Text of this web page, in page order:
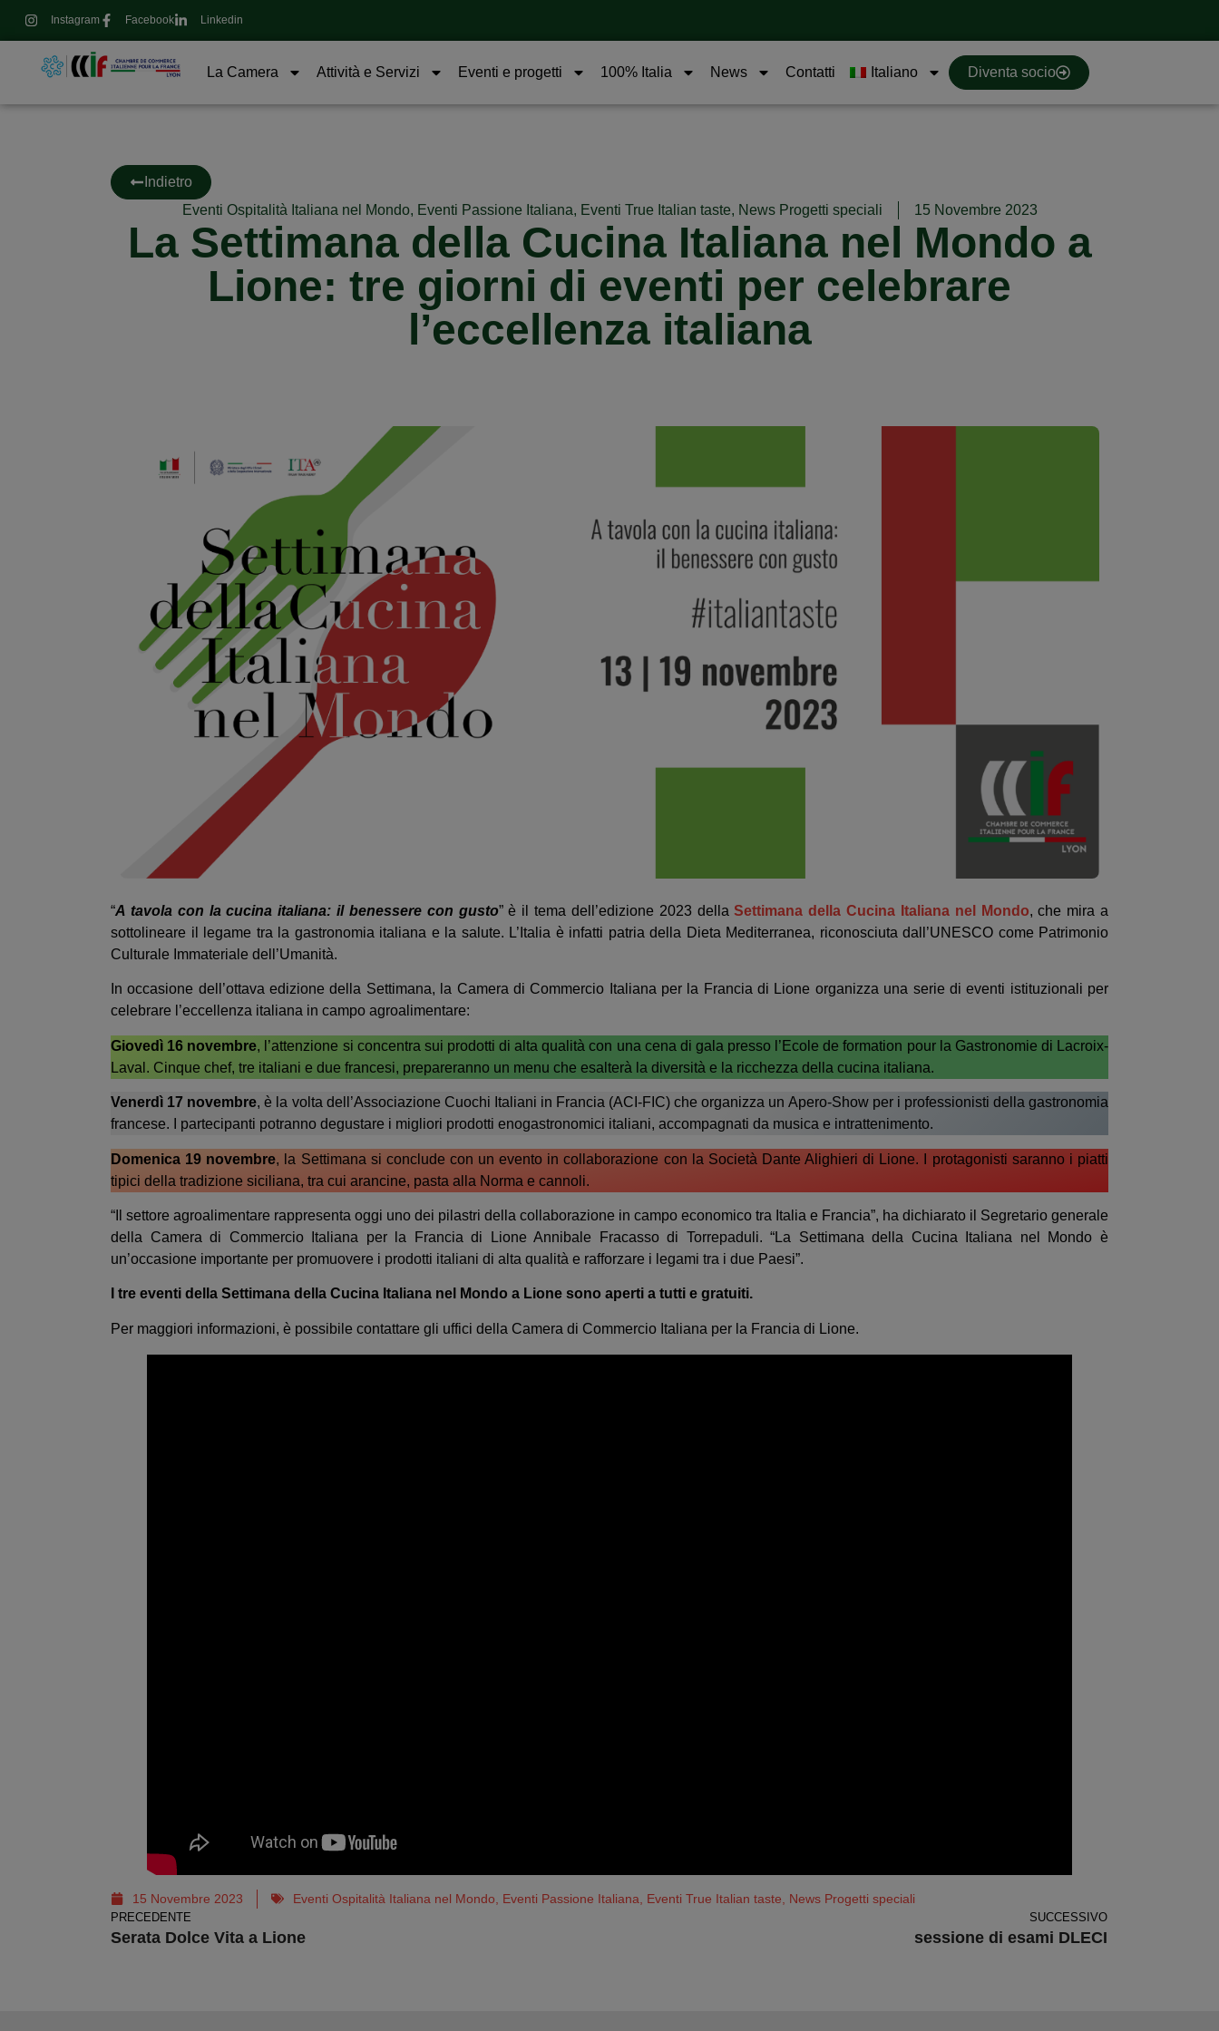
Instagram Facebook Linkedin
La Camera Attività e Servizi Eventi e progetti 100% Italia News Contatti Italiano Diventa socio
Indietro
Eventi Ospitalità Italiana nel Mondo, Eventi Passione Italiana, Eventi True Italian taste, News Progetti speciali 15 Novembre 2023
La Settimana della Cucina Italiana nel Mondo a
Lione: tre giorni di eventi per celebrare
l’eccellenza italiana
“A tavola con la cucina italiana: il benessere con gusto” è il tema dell’edizione 2023 dellaSettimana della Cucina Italiana nel Mondo, che mira a
sottolineare il legame tra la gastronomia italiana e la salute. L’Italia è infatti patria della Dieta Mediterranea, riconosciuta dall’UNESCO come Patrimonio
Culturale Immateriale dell’Umanità.
In occasione dell’ottava edizione della Settimana, la Camera di Commercio Italiana per la Francia di Lione organizza una serie di eventi istituzionali per
celebrare l’eccellenza italiana in campo agroalimentare:
Giovedì 16 novembre, l’attenzione si concentra sui prodotti di alta qualità con una cena di gala presso l’Ecole de formation pour la Gastronomie di Lacroix-
Laval. Cinque chef, tre italiani e due francesi, prepareranno un menu che esalterà la diversità e la ricchezza della cucina italiana.
Venerdì 17 novembre, è la volta dell’Associazione Cuochi Italiani in Francia (ACI-FIC) che organizza un Apero-Show per i professionisti della gastronomia
francese. I partecipanti potranno degustare i migliori prodotti enogastronomici italiani, accompagnati da musica e intrattenimento.
Domenica 19 novembre, la Settimana si conclude con un evento in collaborazione con la Società Dante Alighieri di Lione. I protagonisti saranno i piatti
tipici della tradizione siciliana, tra cui arancine, pasta alla Norma e cannoli.
“Il settore agroalimentare rappresenta oggi uno dei pilastri della collaborazione in campo economico tra Italia e Francia”, ha dichiarato il Segretario generale
della Camera di Commercio Italiana per la Francia di Lione Annibale Fracasso di Torrepaduli. “La Settimana della Cucina Italiana nel Mondo è
un’occasione importante per promuovere i prodotti italiani di alta qualità e rafforzare i legami tra i due Paesi”.
I tre eventi della Settimana della Cucina Italiana nel Mondo a Lione sono aperti a tutti e gratuiti.
Per maggiori informazioni, è possibile contattare gli uffici della Camera di Commercio Italiana per la Francia di Lione.
15 Novembre 2023 Eventi Ospitalità Italiana nel Mondo Eventi Passione Italiana Eventi True Italian taste News Progetti speciali
PRECEDENTE
Serata Dolce Vita a Lione
SUCCESSIVO
sessione di esami DLECI